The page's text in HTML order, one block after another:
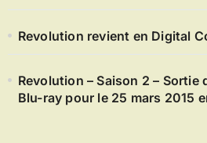
Revolution revient en Digital
Revolution – Saison 2 – Sortie
Blu-ray pour le 25 mars 2015